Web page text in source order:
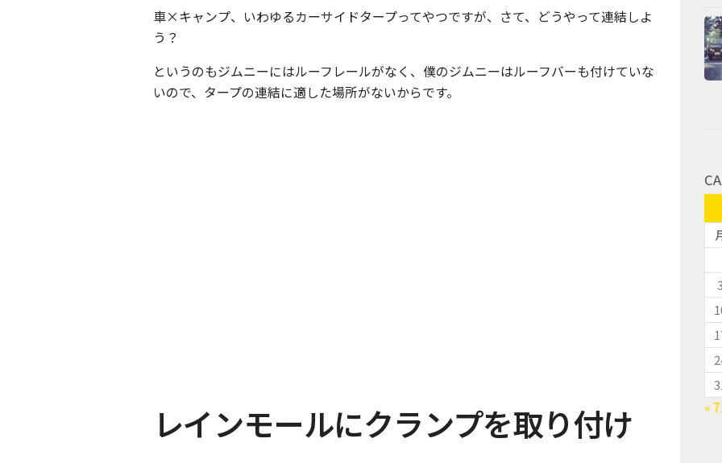
車×キャンプ、いわゆるカーサイドタープってやつですが、さて、どうやって連結しよ
う？
というのもジムニーにはルーフレールがなく、僕のジムニーはルーフバーも付けていな
いので、タープの連結に適した場所がないからです。
レインモールにクランプを取り付け
«